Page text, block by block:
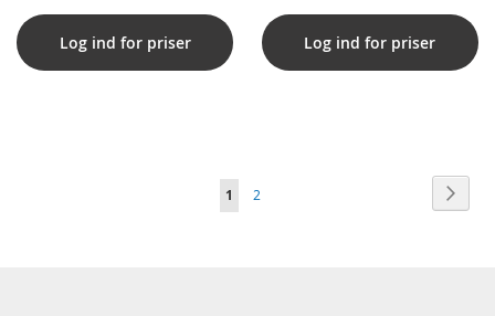
Log ind for priser Log ind for priser
Du
1 Side
2